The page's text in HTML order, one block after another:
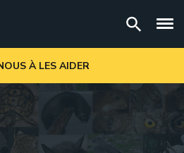
À LES AIDER